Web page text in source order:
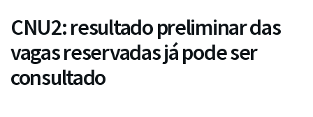
CNU2: resultado preliminar das
vagas reservadas já pode ser
consultado